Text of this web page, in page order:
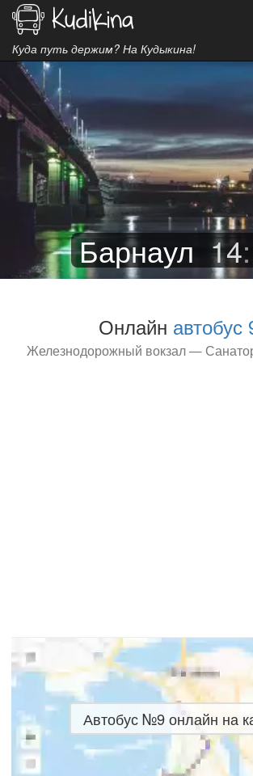
Куда путь держим? На Кудыкина!
Барнаул 14:
Онлайн автобус
Железнодорожный вокзал —
Автобус №9 онлайн на